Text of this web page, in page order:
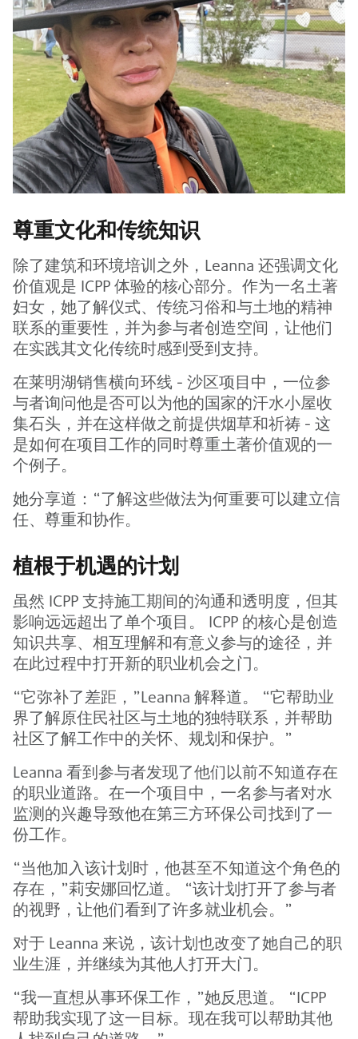
尊重文化和传统知识
除了建筑和环境培训之外，Leanna 还强调文化
价值观是 ICPP 体验的核心部分。作为一名土著
妇女，她了解仪式、传统习俗和与土地的精神
联系的重要性，并为参与者创造空间，让他们
在实践其文化传统时感到受到支持。
在莱明湖销售横向环线 - 沙区项目中，一位参
与者询问他是否可以为他的国家的汗水小屋收
集石头，并在这样做之前提供烟草和祈祷 - 这
是如何在项目工作的同时尊重土著价值观的一
个例子。
她分享道：“了解这些做法为何重要可以建立信
任、尊重和协作。
植根于机遇的计划
虽然 ICPP 支持施工期间的沟通和透明度，但其
影响远远超出了单个项目。 ICPP 的核心是创造
知识共享、相互理解和有意义参与的途径，并
在此过程中打开新的职业机会之门。
“它弥补了差距，”Leanna 解释道。 “它帮助业
界了解原住民社区与土地的独特联系，并帮助
社区了解工作中的关怀、规划和保护。”
Leanna 看到参与者发现了他们以前不知道存在
的职业道路。在一个项目中，一名参与者对水
监测的兴趣导致他在第三方环保公司找到了一
份工作。
“当他加入该计划时，他甚至不知道这个角色的
存在，”莉安娜回忆道。 “该计划打开了参与者
的视野，让他们看到了许多就业机会。”
对于 Leanna 来说，该计划也改变了她自己的职
业生涯，并继续为其他人打开大门。
“我一直想从事环保工作，”她反思道。 “ICPP
帮助我实现了这一目标。现在我可以帮助其他